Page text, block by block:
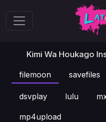
Kimi Wa Houkago
filemoon savefiles
dsvplay lulu
mp4upload